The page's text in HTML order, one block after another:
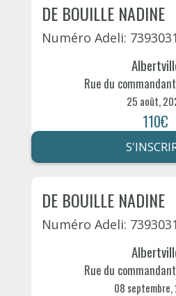
DE BOUILLE NADINE
Numéro Adeli:
Rue du
25 août,
110€
DE BOUILLE NADINE
Numéro Adeli:
Rue du
08